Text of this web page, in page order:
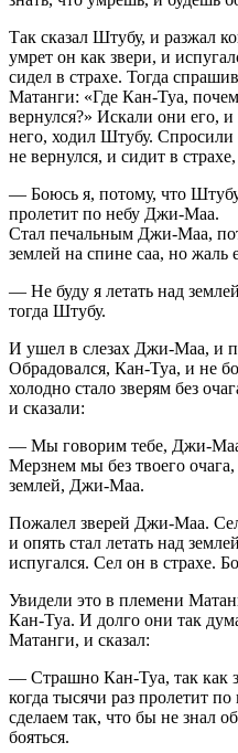
Так сказал Штубу, и разжал
умрет он как звери, и
сидел в страхе. Тогда
Матанги: «Где Кан-Туа,
вернулся?» Искали они его,
него, ходил Штубу.
не вернулся, и сидит в
— Боюсь я, потому, что Штубу
пролетит по небу Джи-Маа.
Стал печальным Джи-Маа,
землей на спине саа, но
— Не буду я летать над
тогда Штубу.
И ушел в слезах Джи-Маа, и
Обрадовался, Кан-Туа, и не
холодно стало зверям без
и сказали:
— Мы говорим тебе, Джи-
Мерзнем мы без твоего
землей, Джи-Маа.
Пожалел зверей Джи-Маа.
и опять стал летать над
испугался. Сел он в страхе.
Увидели это в племени
Кан-Туа. И долго они так
Матанги, и сказал:
— Страшно Кан-Туа, так как
когда тысячи раз пролетит
сделаем так, что бы не знал
бояться.